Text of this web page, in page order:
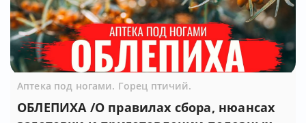
Аптека под ногами. Горец птичий.
ОБЛЕПИХА /О правилах сбора, нюансах